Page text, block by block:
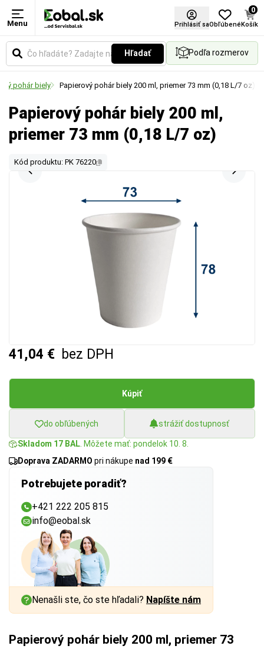
Menu Prihlásiť saObľúbené
0
Košík
Hľadať Podľa rozmerov
pohár biely Papierový pohár biely 200 ml, priemer 73 mm (0,18 L/7 oz)
Papierový pohár biely 200 ml,
priemer 73 mm (0,18 L/7 oz)
Kód produktu: PK 76220
41,04 € bez DPH
Kúpiť
do obľúbených strážiť dostupnosť
Skladom 17 BAL. Môžete mať: pondelok 10. 8.
Doprava ZADARMO pri nákupe nad 199 €
Potrebujete poradiť?
+421 222 205 815
info@eobal.sk
Nenašli ste, čo ste hľadali? Napíšte nám
Papierový pohár biely 200 ml, priemer 73